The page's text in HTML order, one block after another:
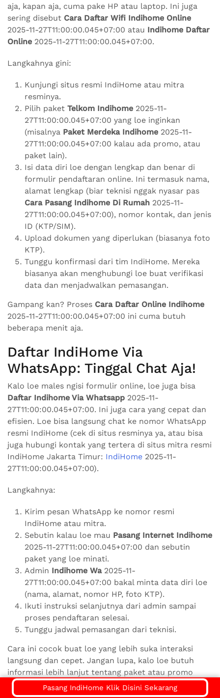
aja, kapan aja, cuma pake HP atau laptop. Ini juga
sering disebut Cara Daftar Wifi Indihome Online
2025-11-27T11:00:00.045+07:00 atau Indihome Daftar
Online 2025-11-27T11:00:00.045+07:00.
Langkahnya gini:
Kunjungi situs resmi IndiHome atau mitra
resminya.
Pilih paket Telkom Indihome 2025-11-
27T11:00:00.045+07:00 yang loe inginkan
(misalnya Paket Merdeka Indihome 2025-11-
27T11:00:00.045+07:00 kalau ada promo, atau
paket lain).
Isi data diri loe dengan lengkap dan benar di
formulir pendaftaran online. Ini termasuk nama,
alamat lengkap (biar teknisi nggak nyasar pas
Cara Pasang Indihome Di Rumah 2025-11-
27T11:00:00.045+07:00), nomor kontak, dan jenis
ID (KTP/SIM).
Upload dokumen yang diperlukan (biasanya foto
KTP).
Tunggu konfirmasi dari tim IndiHome. Mereka
biasanya akan menghubungi loe buat verifikasi
data dan menjadwalkan pemasangan.
Gampang kan? Proses Cara Daftar Online Indihome
2025-11-27T11:00:00.045+07:00 ini cuma butuh
beberapa menit aja.
Daftar IndiHome Via
WhatsApp: Tinggal Chat Aja!
Kalo loe males ngisi formulir online, loe juga bisa
Daftar Indihome Via Whatsapp 2025-11-
27T11:00:00.045+07:00. Ini juga cara yang cepat dan
efisien. Loe bisa langsung chat ke nomor WhatsApp
resmi IndiHome (cek di situs resminya ya, atau bisa
juga hubungi kontak yang tertera di situs mitra resmi
IndiHome Jakarta Timur: IndiHome 2025-11-
27T11:00:00.045+07:00).
Langkahnya:
Kirim pesan WhatsApp ke nomor resmi
IndiHome atau mitra.
Sebutin kalau loe mau Pasang Internet Indihome
2025-11-27T11:00:00.045+07:00 dan sebutin
paket yang loe minati.
Admin Indihome Wa2025-11-
27T11:00:00.045+07:00 bakal minta data diri loe
(nama, alamat, nomor HP, foto KTP).
Ikuti instruksi selanjutnya dari admin sampai
proses pendaftaran selesai.
Tunggu jadwal pemasangan dari teknisi.
Cara ini cocok buat loe yang lebih suka interaksi
langsung dan cepet. Jangan lupa, kalo loe butuh
informasi lebih lanjut tentang paket atau promo
terbaru, bisa juga tanya-tanya lewat WhatsApp atau
langsung ke147 Indihome2025-11-
Pasang IndiHome Klik Disini Sekarang